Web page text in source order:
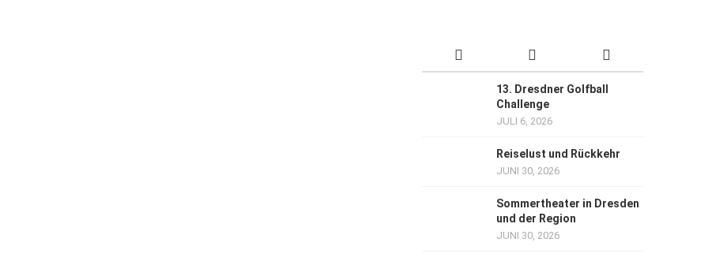
13. Dresdner Golfball
Challenge
JULI 6, 2026
Reiselust und Rückkehr
JUNI 30, 2026
Sommertheater in Dresden
und der Region
JUNI 30, 2026